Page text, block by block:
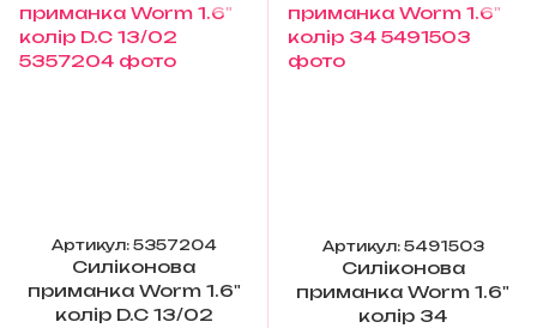
Артикул: 5357204
Силіконова
приманка Worm 1.6"
колір D.C 13/02
Артикул: 5491503
Силіконова
приманка Worm 1.6"
колір 34